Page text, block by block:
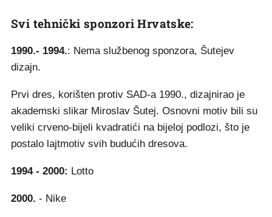
Svi tehnički sponzori Hrvatske:
1990.- 1994.: Nema službenog sponzora, Šutejev
dizajn.
Prvi dres, korišten protiv SAD-a 1990., dizajnirao je
akademski slikar Miroslav Šutej. Osnovni motiv bili su
veliki crveno-bijeli kvadratići na bijeloj podlozi, što je
postalo lajtmotiv svih budućih dresova.
1994 - 2000: Lotto
2000. - Nike